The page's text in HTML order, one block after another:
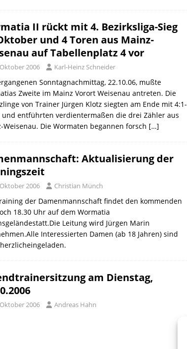
II rückt mit 4. Bezirksliga-Sieg
und 4 Toren aus Mainz-
auf Tabellenplatz 4 vor
2006 Karl-Heinz Schneider
Sonntagnachmittag, 22.10.06, mußte
Zweite im Mainz Vorort Weisenau antreten. Die
von Trainer Jürgen Klotz siegten am Ende mit 4:1-
und entführten verdientermaßen die drei Zähler aus
Weisenau. Die Wormaten begannen forsch […]
Aktualisierung der
2006 Christian Münch
der Damenmannschaft findet den kommenden
18.30 Uhr auf dem Wormatia
Leitung wird Jürgen Marin
Interessierten Damen (ab 18 Jahren) sind
am Dienstag,
2006 Andreas Hahn